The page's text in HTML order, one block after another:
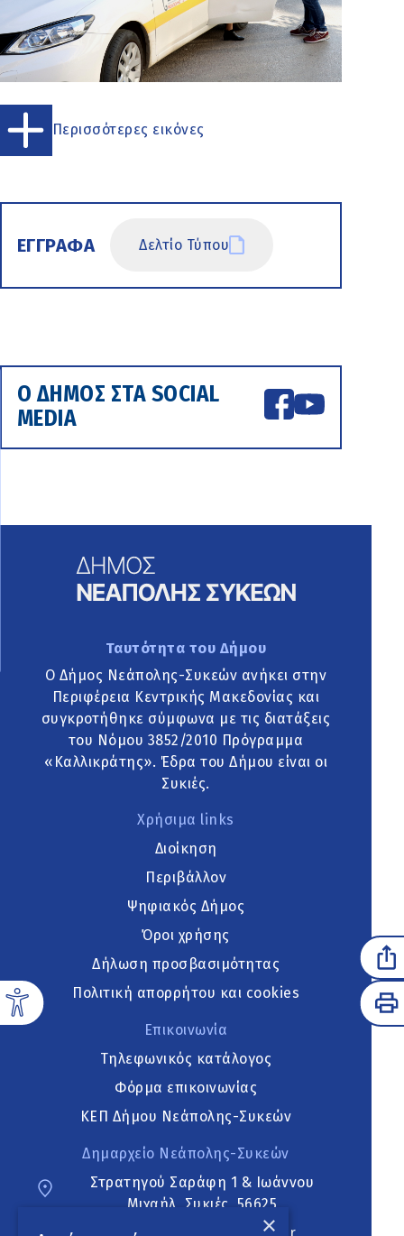
Περισσότερες εικόνες
ΕΓΓΡΑΦΑ Δελτίο Τύπου
Ο ΔΗΜΟΣ ΣΤΑ SOCIAL
MEDIA
Ταυτότητα του Δήμου
Ο Δήμος Νεάπολης-Συκεών ανήκει στην
Περιφέρεια Κεντρικής Μακεδονίας και
συγκροτήθηκε σύμφωνα με τις διατάξεις
του Νόμου 3852/2010 Πρόγραμμα
«Καλλικράτης». Έδρα του Δήμου είναι οι
Συκιές.
Χρήσιμα links
Διοίκηση
Περιβάλλον
Ψηφιακός Δήμος
Όροι χρήσης
Δήλωση προσβασιμότητας
Πολιτική απορρήτου και cookies
Επικοινωνία
Τηλεφωνικός κατάλογος
Φόρμα επικοινωνίας
ΚΕΠ Δήμου Νεάπολης-Συκεών
Δημαρχείο Νεάπολης-Συκεών
Στρατηγού Σαράφη 1 & Ιωάννου
Μιχαήλ, Συκιές, 56625
×